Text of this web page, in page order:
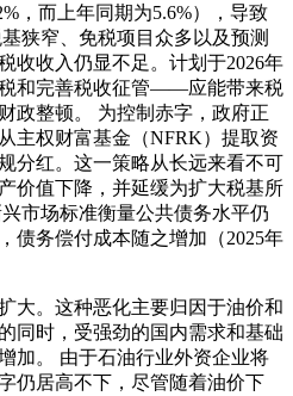
，而上年同期为5.6%），导致
狭窄、免税项目众多以及预测
收收入仍显不足。计划于2026年
和完善税收征管——应能带来税
政整顿。 为控制赤字，政府正
主权财富基金（NFRK）提取资
分红。这一策略从长远来看不可
价值下降，并延缓为扩大税基所
市场标准衡量公共债务水平仍
债务偿付成本随之增加（2025年
大。这种恶化主要归因于油价和
同时，受强劲的国内需求和基础
加。 由于石油行业外资企业将
仍居高不下，尽管随着油价下